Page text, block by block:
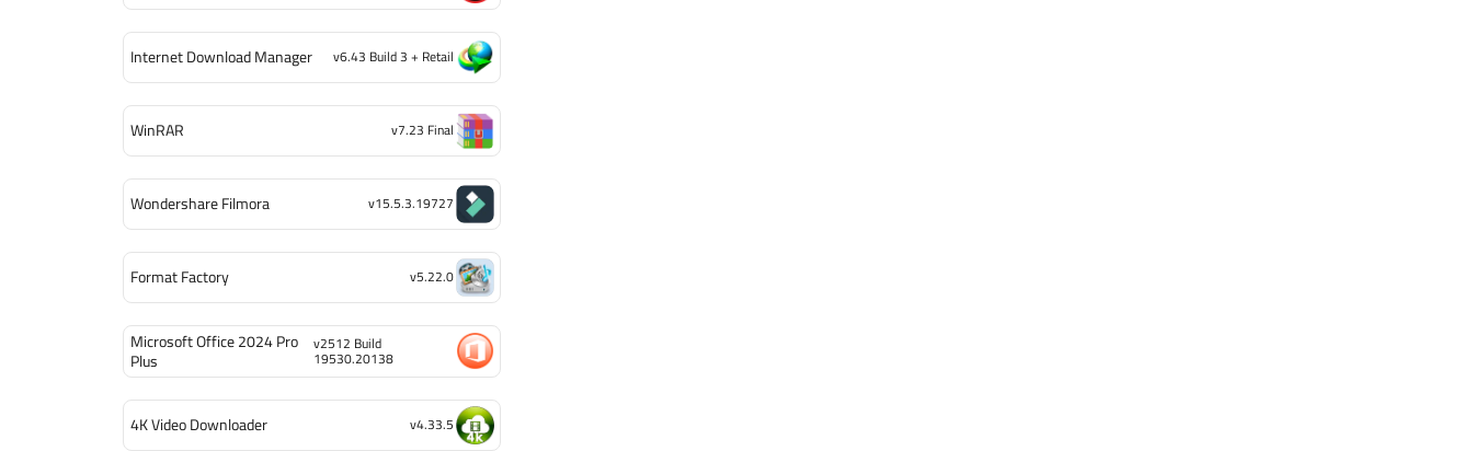
Internet Download Manager v6.43 Build 3 + Retail
WinRAR v7.23 Final
Wondershare Filmora v15.5.3.19727
Format Factory v5.22.0
Microsoft Office 2024 Pro
Plus
v2512 Build
19530.20138
4K Video Downloader v4.33.5